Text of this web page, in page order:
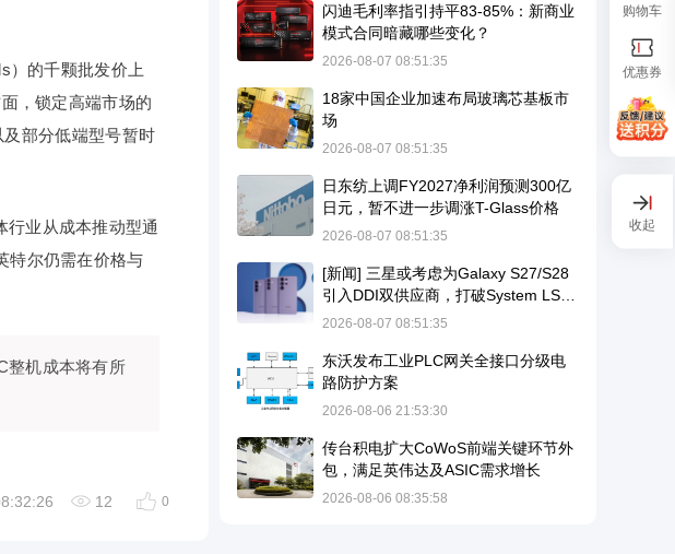
）的千颗批发价上
，锁定高端市场的
部分低端型号暂时
业从成本推动型通
特尔仍需在价格与
整机成本将有所
12 0
闪迪毛利率指引持平83-85%：新商业
模式合同暗藏哪些变化？
2026-08-07 08:51:35
18家中国企业加速布局玻璃芯基板市
场
2026-08-07 08:51:35
日东纺上调FY2027净利润预测300亿
日元，暂不进一步调涨T-Glass价格
2026-08-07 08:51:35
[新闻] 三星或考虑为Galaxy S27/S28
引入DDI双供应商，打破System LSI
独家供应格局
2026-08-07 08:51:35
东沃发布工业PLC网关全接口分级电
路防护方案
2026-08-06 21:53:30
传台积电扩大CoWoS前端关键环节外
包，满足英伟达及ASIC需求增长
2026-08-06 08:35:58
购物车
优惠券
收起